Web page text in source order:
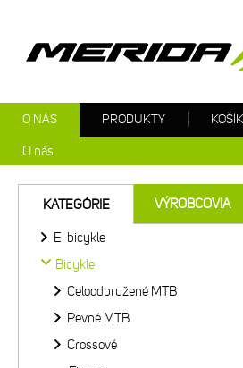
KATEGÓRIE VÝROBCOVIA
E-bicykle
Bicykle
Celoodpružené MTB
Pevné MTB
Crossové
O NÁS
O nás
PRODUKTY KOŠÍK